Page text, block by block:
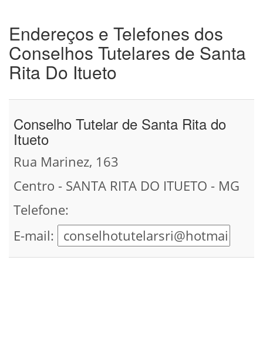
Endereços e Telefones dos
Conselhos Tutelares de Santa
Rita Do Itueto
Conselho Tutelar de Santa Rita do
Itueto
Rua Marinez, 163
Centro - SANTA RITA DO ITUETO - MG
Telefone:
E-mail: